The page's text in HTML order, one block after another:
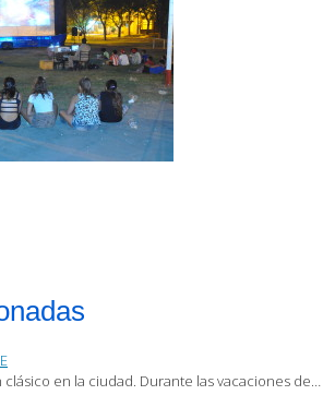
clásico en la ciudad. Durante las vacaciones de…